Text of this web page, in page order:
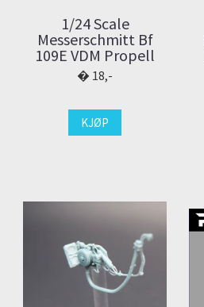
1/24 Scale
Messerschmitt Bf
109E VDM Propell
18,-
KJØP